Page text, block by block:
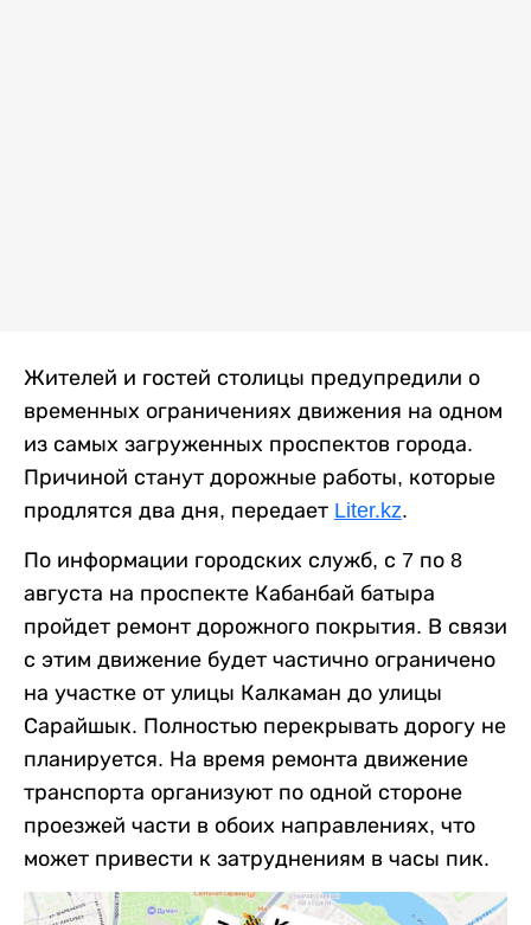
Жителей и гостей столицы предупредили о
временных ограничениях движения на одном
из самых загруженных проспектов города.
Причиной станут дорожные работы, которые
продлятся два дня, передает Liter.kz.
По информации городских служб, с 7 по 8
августа на проспекте Кабанбай батыра
пройдет ремонт дорожного покрытия. В связи
с этим движение будет частично ограничено
на участке от улицы Калкаман до улицы
Сарайшык. Полностью перекрывать дорогу не
планируется. На время ремонта движение
транспорта организуют по одной стороне
проезжей части в обоих направлениях, что
может привести к затруднениям в часы пик.